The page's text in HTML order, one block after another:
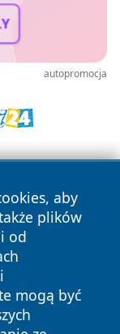
autopromocja
aby
plików
od
mogą być
prawa